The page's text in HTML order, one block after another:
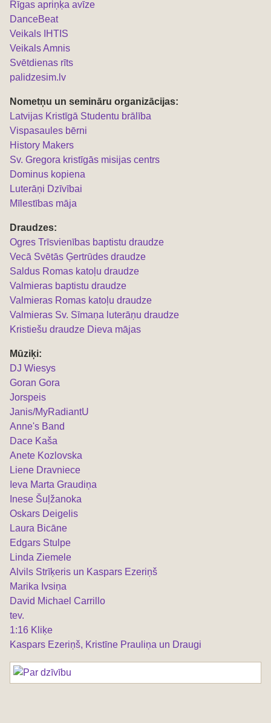
Rīgas apriņķa avīze
DanceBeat
Veikals IHTIS
Veikals Amnis
Svētdienas rīts
palidzesim.lv
Nometņu un semināru organizācijas:
Latvijas Kristīgā Studentu brālība
Vispasaules bērni
History Makers
Sv. Gregora kristīgās misijas centrs
Dominus kopiena
Luterāņi Dzīvībai
Mīlestības māja
Draudzes:
Ogres Trīsvienības baptistu draudze
Vecā Svētās Ģertrūdes draudze
Saldus Romas katoļu draudze
Valmieras baptistu draudze
Valmieras Romas katoļu draudze
Valmieras Sv. Sīmaņa luterāņu draudze
Kristiešu draudze Dieva mājas
Mūziķi:
DJ Wiesys
Goran Gora
Jorspeis
Janis/MyRadiantU
Anne's Band
Dace Kaša
Anete Kozlovska
Liene Dravniece
Ieva Marta Graudiņa
Inese Šuļžanoka
Oskars Deigelis
Laura Bicāne
Edgars Stulpe
Linda Ziemele
Alvils Strīķeris un Kaspars Ezeriņš
Marika Ivsiņa
David Michael Carrillo
tev.
1:16 Kliķe
Kaspars Ezeriņš, Kristīne Prauliņa un Draugi